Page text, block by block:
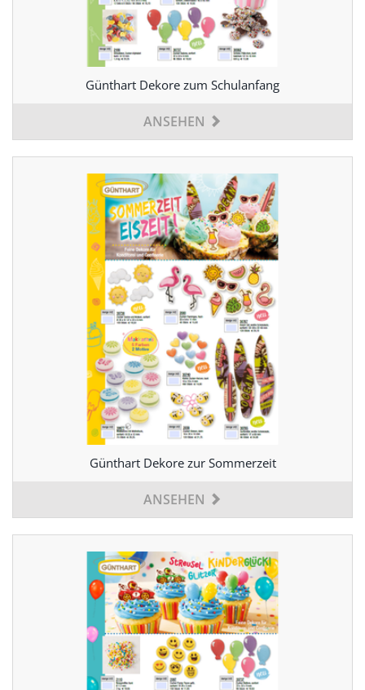
Günthart Dekore zum Schulanfang
ANSEHEN
Günthart Dekore zur Sommerzeit
ANSEHEN